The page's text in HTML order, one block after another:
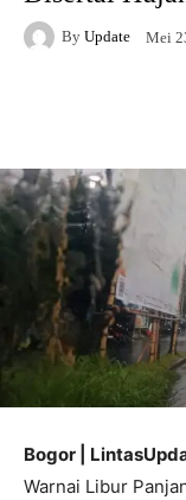
By Update Mei
Bogor |
Warnai Libur